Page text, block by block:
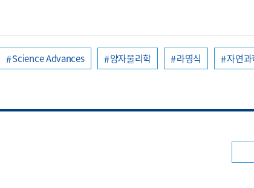
Science Advances 양자물리학 라영식
자연